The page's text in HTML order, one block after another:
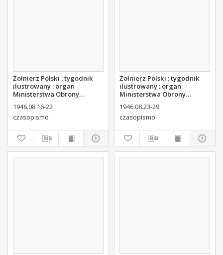
Żołnierz Polski : tygodnik
ilustrowany : organ
Ministerstwa Obrony
1946.08.16-22
czasopismo
Żołnierz Polski : tygodnik
ilustrowany : organ
Ministerstwa Obrony
1946.08.23-29
czasopismo